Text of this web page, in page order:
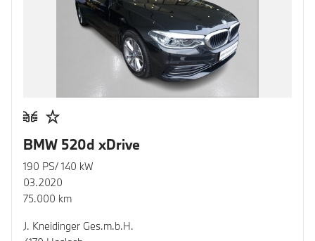
BMW 520d xDrive
190 PS/ 140 kW
03.2020
75.000 km
J. Kneidinger Ges.m.b.H.